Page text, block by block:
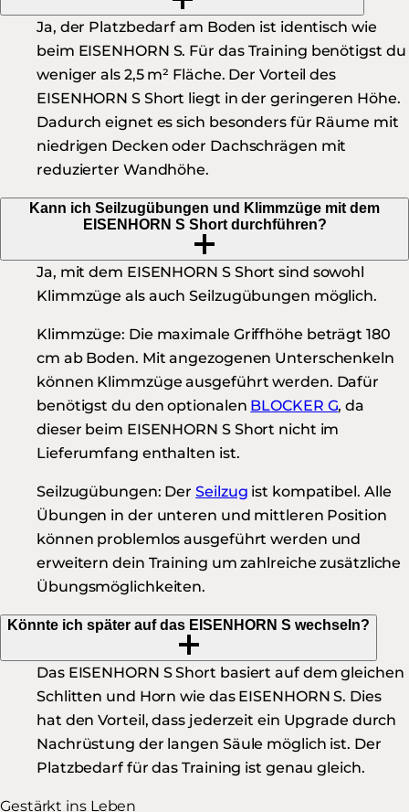
Ja, der Platzbedarf am Boden ist identisch wie
beim EISENHORN S. Für das Training benötigst du
weniger als 2,5 m² Fläche. Der Vorteil des
EISENHORN S Short liegt in der geringeren Höhe.
Dadurch eignet es sich besonders für Räume mit
niedrigen Decken oder Dachschrägen mit
reduzierter Wandhöhe.
Kann ich Seilzugübungen und Klimmzüge mit dem
EISENHORN S Short durchführen?
Ja, mit dem EISENHORN S Short sind sowohl
Klimmzüge als auch Seilzugübungen möglich.
Klimmzüge: Die maximale Griffhöhe beträgt 180
cm ab Boden. Mit angezogenen Unterschenkeln
können Klimmzüge ausgeführt werden. Dafür
benötigst du den optionalen BLOCKER G, da
dieser beim EISENHORN S Short nicht im
Lieferumfang enthalten ist.
Seilzugübungen: DerSeilzug ist kompatibel. Alle
Übungen in der unteren und mittleren Position
können problemlos ausgeführt werden und
erweitern dein Training um zahlreiche zusätzliche
Übungsmöglichkeiten.
Könnte ich später auf das EISENHORN S wechseln?
Das EISENHORN S Short basiert auf dem gleichen
Schlitten und Horn wie das EISENHORN S. Dies
hat den Vorteil, dass jederzeit ein Upgrade durch
Nachrüstung der langen Säule möglich ist. Der
Platzbedarf für das Training ist genau gleich.
Gestärkt ins Leben